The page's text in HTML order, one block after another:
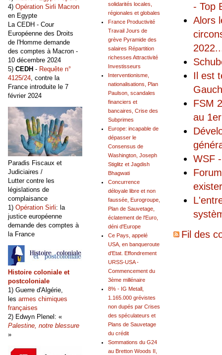
- Top
Alors
2022
Il est
FSM
au
WSF
exister
Fil des
solidarités locales,
régionales et globales
France Productivité
Travail Jours de
grève Pyramide des
salaires Répartition
richesses Attractivité
Investisseurs
Interventionisme,
nationalisations, Plan
Paulson, scandales
financiers et
bancaires, Crise des
Subprimes
Europe: incapable de
dépasser le
Consensus de
Washington, Joseph
Stiglitz et Jagdish
Bhagwati
Concurrence
déloyale libre et non
faussée, Eurogroupe,
Plan de Sauvetage,
éclatement de l'Euro,
déni d'Europe
Ce Pays, appelé
USA, en banqueroute
d'Etat. Effondrement
URSS-USA -
Commencement du
3ème millénaire
8% - IG Metall,
1.165.000 grévistes
non dupés par Crises
des spéculateurs et
Plans de Sauvetage
du crédit
Sommations du G24
au Bretton Woods II,
4) Opération Sirli Macron
en Egypte
La CEDH - Cour
Européenne des Droits
de l'Homme demande
des comptes à Macron -
10 décembre 2024
5) CEDH - Requête n°
4125/24, contre la
France introduite le 7
février 2024
Paradis Fiscaux et
Judiciaires /
Lutter contre les
législations de
complaisance
1) Opération Sirli: la
justice européenne
demande des comptes à
la France
Histoire coloniale et
postcoloniale
1) Guerre d'Algérie,
les armes chimiques
françaises
2) Edwyn Plenel: «
Palestine, notre blessure
»